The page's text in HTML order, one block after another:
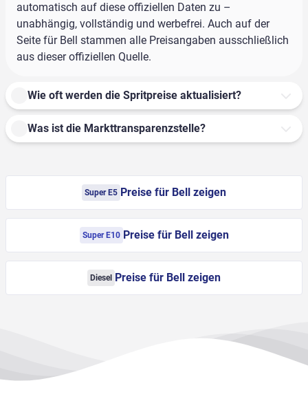
automatisch auf diese offiziellen Daten zu –
unabhängig, vollständig und werbefrei. Auch auf der
Seite für Bell stammen alle Preisangaben ausschließlich
aus dieser offiziellen Quelle.
Wie oft werden die Spritpreise aktualisiert?
Was ist die Markttransparenzstelle?
Super E5 Preise für Bell zeigen
Super E10 Preise für Bell zeigen
Diesel Preise für Bell zeigen